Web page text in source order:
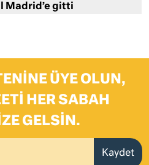
Madrid’e gitti
ÜYE OLUN,
HER SABAH
GELSIN.
Kaydet